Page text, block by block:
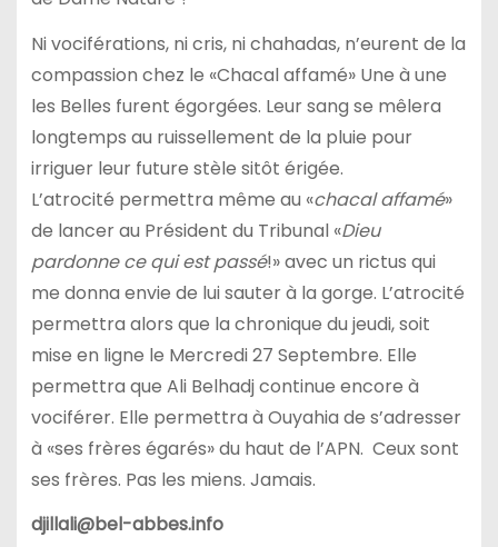
Ni vociférations, ni cris, ni chahadas, n’eurent de la
compassion chez le «Chacal affamé» Une à une
les Belles furent égorgées. Leur sang se mêlera
longtemps au ruissellement de la pluie pour
irriguer leur future stèle sitôt érigée.
L’atrocité permettra même au «chacal affamé»
de lancer au Président du Tribunal «Dieu
pardonne ce qui est passé!» avec un rictus qui
me donna envie de lui sauter à la gorge. L’atrocité
permettra alors que la chronique du jeudi, soit
mise en ligne le Mercredi 27 Septembre. Elle
permettra que Ali Belhadj continue encore à
vociférer. Elle permettra à Ouyahia de s’adresser
à «ses frères égarés» du haut de l’APN. Ceux sont
ses frères. Pas les miens. Jamais.
djillali@bel-abbes.info